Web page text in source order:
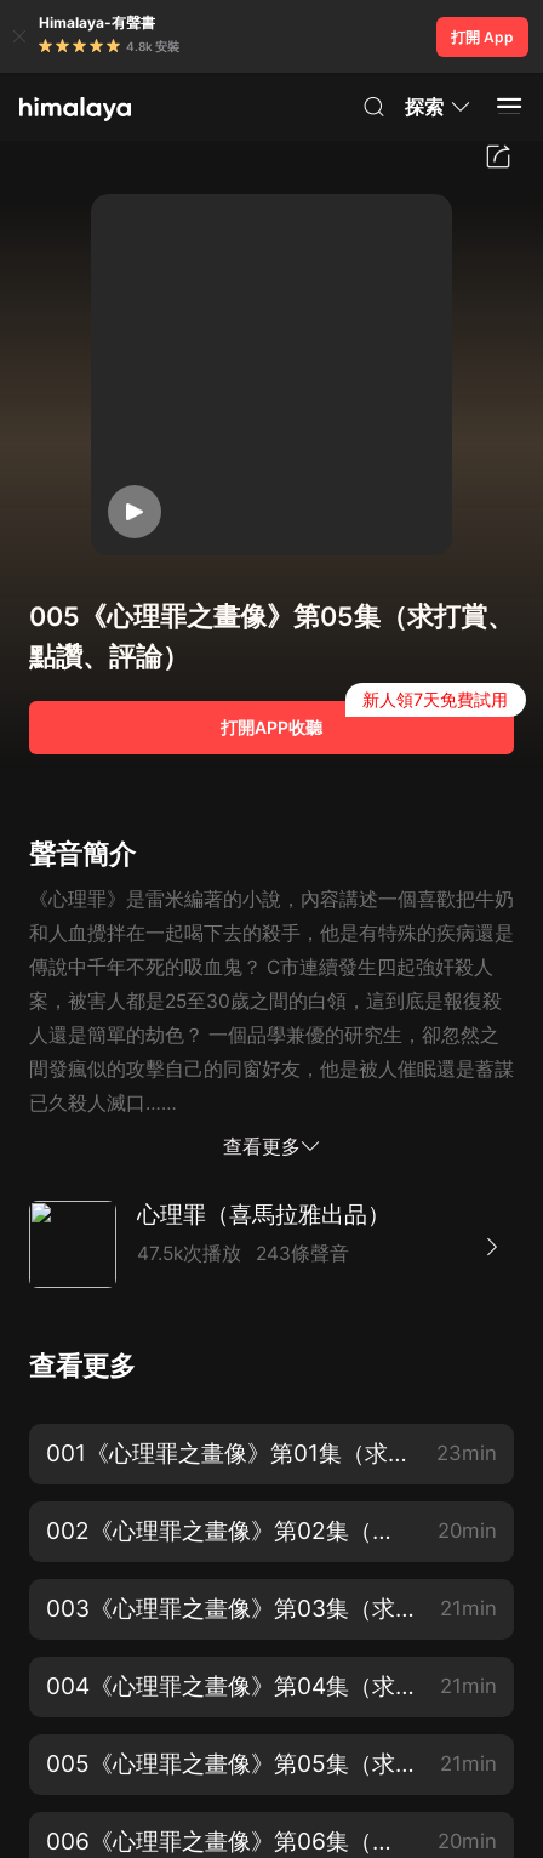
Himalaya-有聲書
4.8k 安裝
打開 App
探索
005《心理罪之畫像》第05集（求打賞、
點讚、評論）
打開APP收聽
新人領7天免費試用
聲音簡介
《心理罪》是雷米編著的小說，內容講述一個喜歡把牛奶
和人血攪拌在一起喝下去的殺手，他是有特殊的疾病還是
傳說中千年不死的吸血鬼？ C市連續發生四起強奸殺人
案，被害人都是25至30歲之間的白領，這到底是報復殺
人還是簡單的劫色？ 一個品學兼優的研究生，卻忽然之
間發瘋似的攻擊自己的同窗好友，他是被人催眠還是蓄謀
已久殺人滅口……
查看更多
心理罪（喜馬拉雅出品）
47.5k次播放 243條聲音
查看更多
001《心理罪之畫像》第01集（求打賞、點讚、評論~本集有彩蛋哦） 23min
002《心理罪之畫像》第02集（求打賞、點讚、評論） 20min
003《心理罪之畫像》第03集（求打賞、點讚、評論） 21min
004《心理罪之畫像》第04集（求打賞、點讚、評論） 21min
005《心理罪之畫像》第05集（求打賞、點讚、評論） 21min
006《心理罪之畫像》第06集（求打賞、點讚、評論） 20min